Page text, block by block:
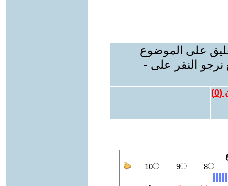
على الموضوع
نرجو النقر على -
(
0
)